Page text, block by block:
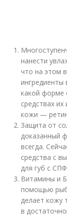
нанести
что на этом
ингредиенты
какой форме
средствах их
кожи —
Защита от
доказанный
всегда.
средства с
для губ с
Витамины и
помощью
делает кожу
в